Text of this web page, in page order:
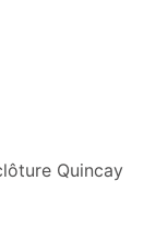
Quincay